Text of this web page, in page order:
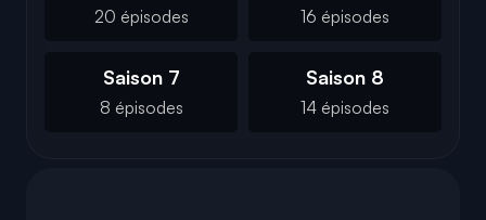
20 épisodes 16 épisodes
Saison 7
8 épisodes
Saison 8
14 épisodes